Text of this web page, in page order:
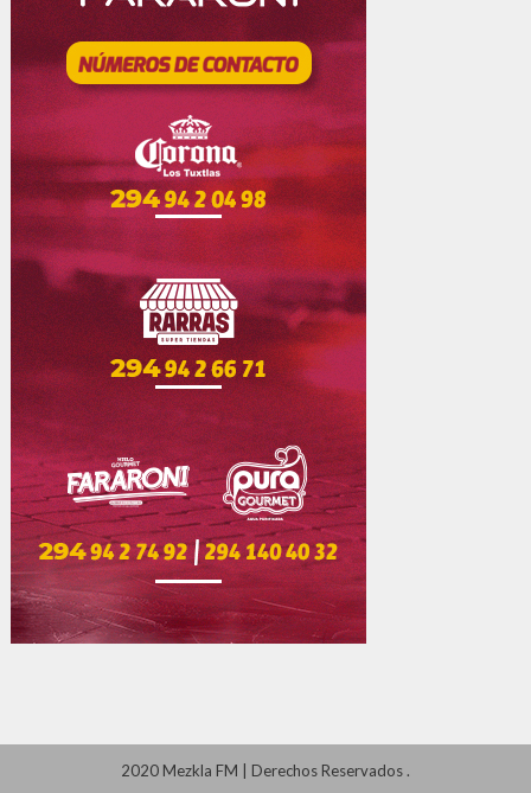
2020 Mezkla FM Derechos Reservados.